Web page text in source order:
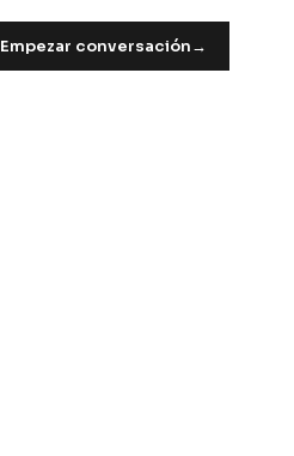
Empezar conversación→